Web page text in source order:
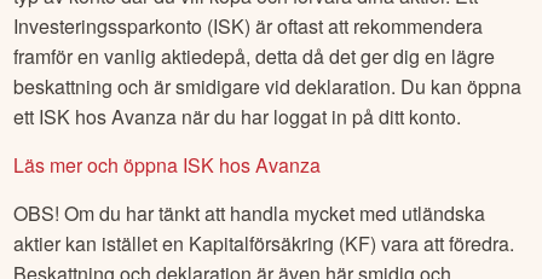
Investeringssparkonto (ISK) är oftast att rekommendera
framför en vanlig aktiedepå, detta då det ger dig en lägre
beskattning och är smidigare vid deklaration. Du kan öppna
ett ISK hos Avanza när du har loggat in på ditt konto.
Läs mer och öppna ISK hos Avanza
OBS! Om du har tänkt att handla mycket med utländska
aktier kan istället en Kapitalförsäkring (KF) vara att föredra.
Beskattning och deklaration är även här smidig och